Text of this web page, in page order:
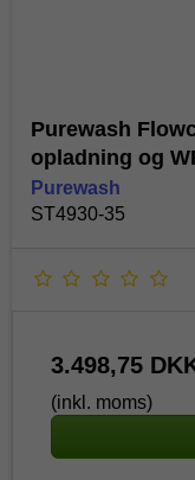
Purewash
opladning og
Purewash
ST4930-35
3.498,75
(inkl. moms)